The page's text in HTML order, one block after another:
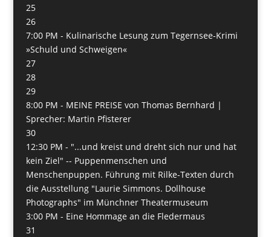
25
26
7:00 PM - Kulinarische Lesung zum Tegernsee-Krimi
»Schuld und Schweigen«
27
28
29
8:00 PM - MEINE PREISE von Thomas Bernhard |
Sprecher: Martin Pfisterer
30
12:30 PM - "...und kreist und dreht sich nur und hat
kein Ziel" -- Puppenmenschen und
Menschenpuppen. Führung mit Rilke-Texten durch
die Ausstellung "Laurie Simmons. Dollhouse
Photographs" im Münchner Theatermuseum
3:00 PM - Eine Hommage an die Fledermaus
31